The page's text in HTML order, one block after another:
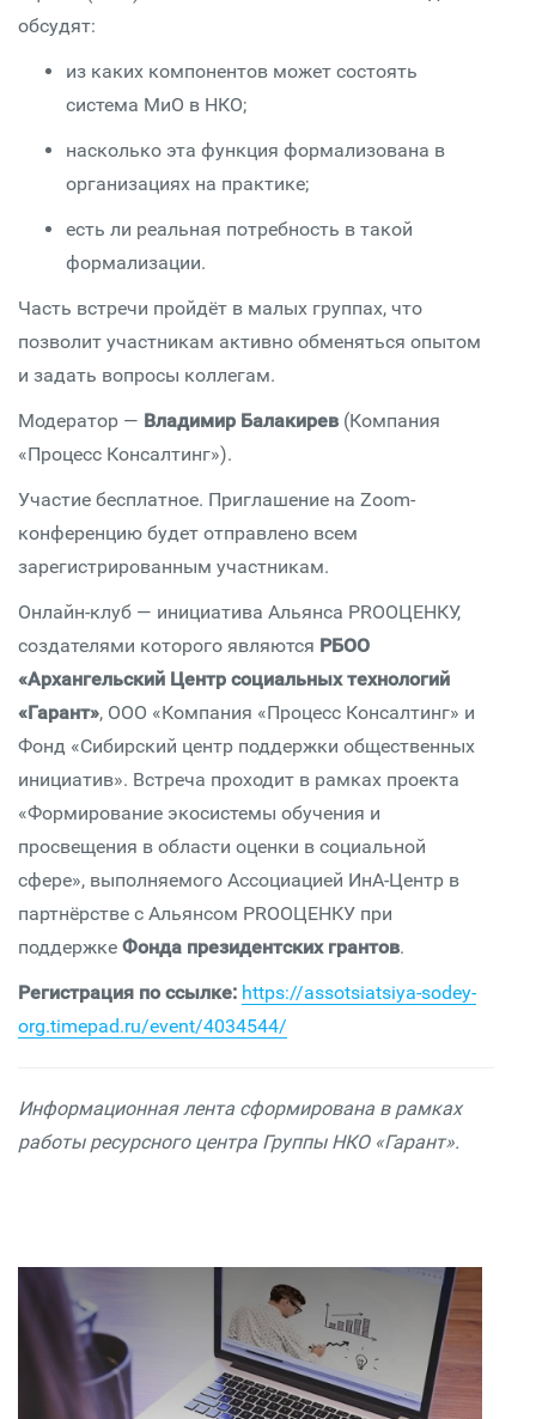
обсудят:
из каких компонентов может состоять
система МиО в НКО;
насколько эта функция формализована в
организациях на практике;
есть ли реальная потребность в такой
формализации.
Часть встречи пройдёт в малых группах, что
позволит участникам активно обменяться опытом
и задать вопросы коллегам.
Модератор — Владимир Балакирев (Компания
«Процесс Консалтинг»).
Участие бесплатное. Приглашение на Zoom-
конференцию будет отправлено всем
зарегистрированным участникам.
Онлайн-клуб — инициатива Альянса PROОЦЕНКУ,
создателями которого являются РБОО
«Архангельский Центр социальных технологий
«Гарант», ООО «Компания «Процесс Консалтинг» и
Фонд «Сибирский центр поддержки общественных
инициатив». Встреча проходит в рамках проекта
«Формирование экосистемы обучения и
просвещения в области оценки в социальной
сфере», выполняемого Ассоциацией ИнА-Центр в
партнёрстве с Альянсом PROОЦЕНКУ при
поддержке Фонда президентских грантов.
Регистрация по ссылке: https://assotsiatsiya-sodey-
org.timepad.ru/event/4034544/
Информационная лента сформирована в рамках
работы ресурсного центра Группы НКО «Гарант».